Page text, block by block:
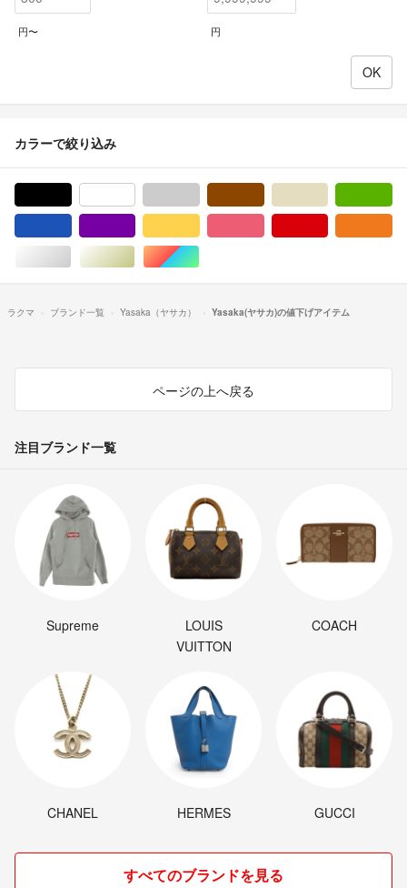
円〜 円
カラーで絞り込み
シルバー/銀色系ゴールド/金色系マルチカラー
ラクマ ブランド一覧 Yasaka（ヤサカ） Yasaka(ヤサカ)の値下げアイテム
ページの上へ戻る
注目ブランド一覧
Supreme
LOUIS
VUITTON
COACH
CHANEL HERMES GUCCI
すべてのブランドを見る